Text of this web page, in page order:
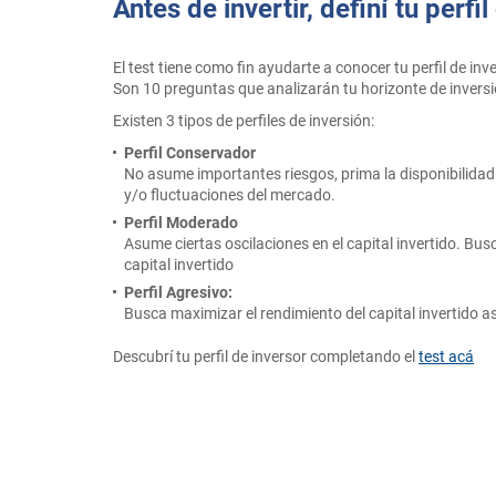
Antes de invertir, definí tu perfil
El test tiene como fin ayudarte a conocer tu perfil de
Son 10 preguntas que analizarán tu horizonte de
Existen 3 tipos de perfiles de inversión:
Perfil Conservador
No asume importantes riesgos, prima la
y/o fluctuaciones del mercado.
Perfil Moderado
Asume ciertas oscilaciones en el capital invertido.
capital invertido
Perfil Agresivo:
Busca maximizar el rendimiento del capital invertido
Descubrí tu perfil de inversor completando el test acá